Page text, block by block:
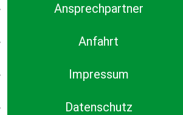
Ansprechpartner
Anfahrt
Impressum
Datenschutz